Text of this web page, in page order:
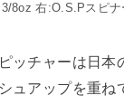
8oz 右:O.S.Pスピ
ッチャーは日本
ュアップを重ね